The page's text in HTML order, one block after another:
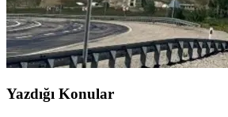
Yazdığı Konular